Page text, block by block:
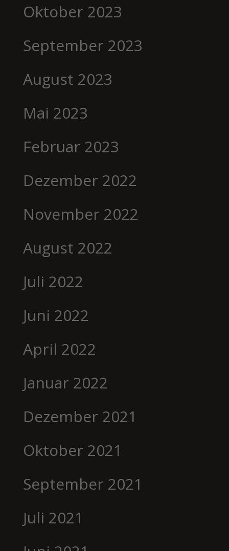
Oktober 2023
September 2023
August 2023
Mai 2023
Februar 2023
Dezember 2022
November 2022
August 2022
Juli 2022
Juni 2022
April 2022
Januar 2022
Dezember 2021
Oktober 2021
September 2021
Juli 2021